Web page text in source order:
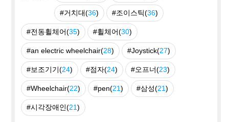
#거치대(36) #조이스틱(36)
#전동휠체어(35) #휠체어(30)
#an electric wheelchair(28) #Joystick(27)
#보조기기(24) #점자(24) #오프너(23)
#Wheelchair(22) #pen(21) #삼성(21)
#시각장애인(21)